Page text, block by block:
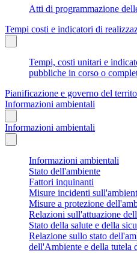
Atti di programmazione
Tempi costi e indicatori di
Tempi, costi unitari e
pubbliche in corso o
Pianificazione e governo del
Informazioni ambientali
Informazioni ambientali
Informazioni ambientali
Stato dell'ambiente
Fattori inquinanti
Misure incidenti
Misure a protezione
Relazioni sull'attuazione
Stato della salute e della
Relazione sullo stato
dell'Ambiente e della tutela